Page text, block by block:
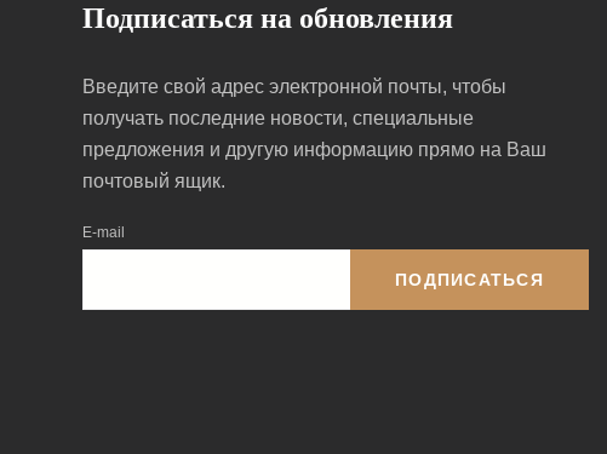
Подписаться на обновления
Введите свой адрес электронной почты, чтобы
получать последние новости, специальные
предложения и другую информацию прямо на Ваш
почтовый ящик.
E-mail
ПОДПИСАТЬСЯ